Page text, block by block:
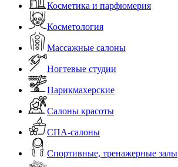
Косметика и парфюмерия
Косметология
Массажные салоны
Ногтевые студии
Парикмахерские
Салоны красоты
СПА-салоны
Спортивные, тренажерные залы